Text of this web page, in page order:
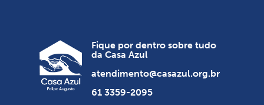
Fique por dentro sobre tudo
da Casa Azul
atendimento@casazul.org.br
61 3359-2095